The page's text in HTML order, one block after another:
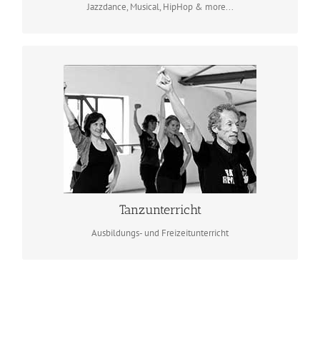
Jazzdance, Musical, HipHop & more...
Tanzunterricht
Ausbildungs- und Freizeitunterricht
Tanzunterricht
Ausbildungs- und Freizeitunterricht:
Jazzdance „All-Styles“, Musical- u. Showdance,
HipHop, Street, Funk, Body-Workout, Bühnenpräsenz,
Ausbildungs-Vorbereitung
Workshops und Fortbildungen